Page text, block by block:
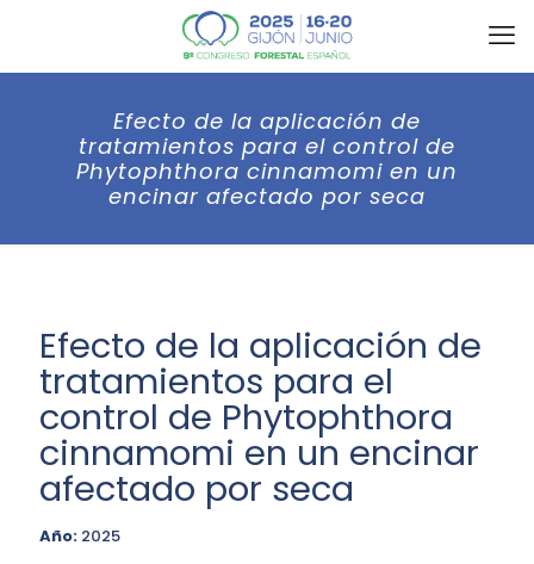
Efecto de la aplicación de
tratamientos para el control de
Phytophthora cinnamomi en un
encinar afectado por seca
Efecto de la aplicación de
tratamientos para el
control de Phytophthora
cinnamomi en un encinar
afectado por seca
Año: 2025